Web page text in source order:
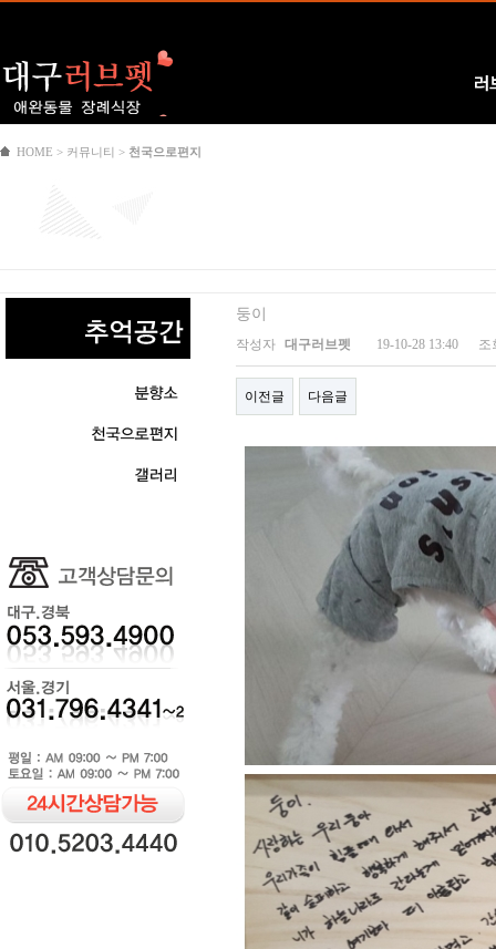
Logo
러
HOME > 커뮤니티 > 천국으로편지
둥이
작성자 대구러브펫 19-10-28 13:40 조
이전글 다음글